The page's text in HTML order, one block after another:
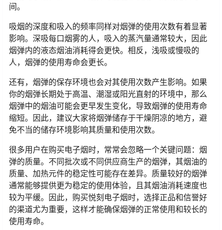
间。
吸烟的深度和吸入的频率同样对烟弹的使用次数有着显著
影响。深吸每口烟雾的人，吸入的蒸汽量通常较大，因此
烟弹内的液态烟油消耗得会更快。相反，浅吸或慢吸的
人，烟弹的使用寿命会更长。
还有，烟弹的保存环境也会对其使用次数产生影响。如果
你的烟弹长期处于高温、潮湿或阳光直射的环境中，那么
烟弹中的烟油可能会更早发生变化，导致烟弹的使用寿命
缩短。因此，建议大家将烟弹储存于干燥阴凉的地方，避
免不当的储存环境影响其质量和使用次数。
很多用户在购买电子烟时，常常会忽略一个关键问题：烟
弹的质量。不同批次或不同供应商生产的烟弹，其烟油的
质量、加热元件的稳定性可能存在差异。质量较好的烟弹
通常能够提供更为稳定的使用体验，且其烟油消耗速度也
较为平缓。因此，购买悦刻电子烟时，选择正品和信誉好
的渠道尤为重要，这样才能确保烟弹的正常使用和较长的
使用寿命。